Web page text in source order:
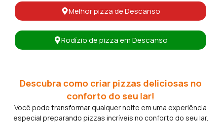
Melhor pizza de Descanso
Rodízio de pizza em Descanso
Descubra como criar pizzas deliciosas no
conforto do seu lar!
Você pode transformar qualquer noite em uma experiência
especial preparando pizzas incríveis no conforto do seu lar.